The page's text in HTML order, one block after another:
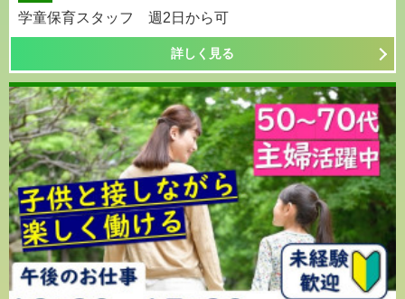
学童保育スタッフ 週2日から可
詳しく見る